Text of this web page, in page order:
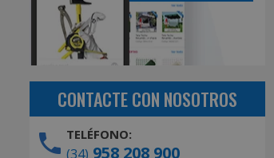
CONTACTE CON NOSOTROS
TELÉFONO:
(34) 958 208 900